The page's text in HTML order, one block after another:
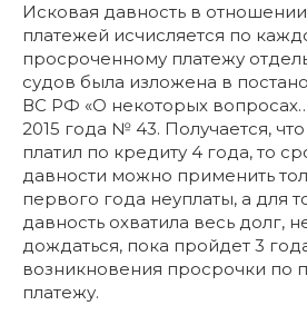
Исковая давность в
платежей исчисляется по
просроченному платежу
судов была изложена в
ВС РФ «О некоторых
2015 года № 43. Получается,
платил по кредиту 4 года, то
давности можно применить
первого года неуплаты, а для
давность охватила весь долг,
дождаться, пока пройдет 3
возникновения просрочки по
платежу.